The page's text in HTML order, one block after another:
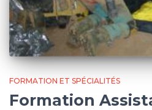
FORMATION ET SPÉCIALITÉS
Formation